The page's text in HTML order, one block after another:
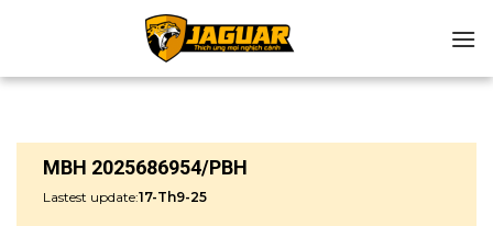
MBH 2025686954/PBH
Lastest update:17-Th9-25